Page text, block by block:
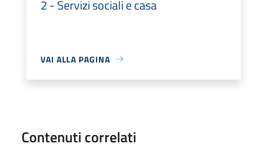
2 - Servizi sociali e casa
VAI ALLA PAGINA
Contenuti correlati